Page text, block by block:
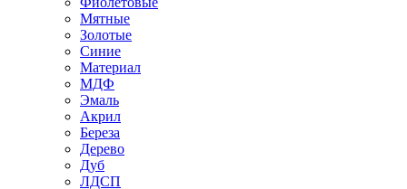
Мятные
Золотые
Синие
Материал
МДФ
Эмаль
Акрил
Береза
Дерево
Дуб
ЛДСП